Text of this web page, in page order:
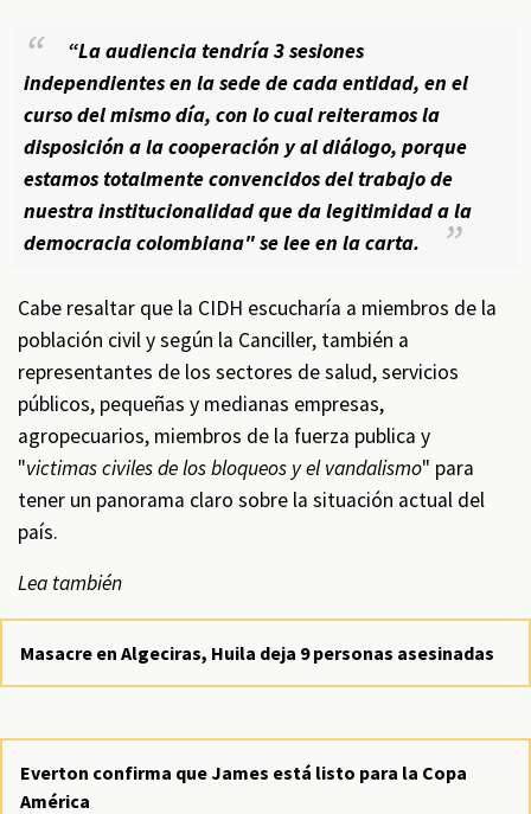
“La audiencia tendría 3 sesiones
independientes en la sede de cada entidad, en el
curso del mismo día, con lo cual reiteramos la
disposición a la cooperación y al diálogo, porque
estamos totalmente convencidos del trabajo de
nuestra institucionalidad que da legitimidad a la
democracia colombiana" se lee en la carta.
Cabe resaltar que la CIDH escucharía a miembros de la
población civil y según la Canciller, también a
representantes de los sectores de salud, servicios
públicos, pequeñas y medianas empresas,
agropecuarios, miembros de la fuerza publica y
"victimas civiles de los bloqueos y el vandalismo" para
tener un panorama claro sobre la situación actual del
país.
Lea también
Masacre en Algeciras, Huila deja 9 personas asesinadas
Everton confirma que James está listo para la Copa
América